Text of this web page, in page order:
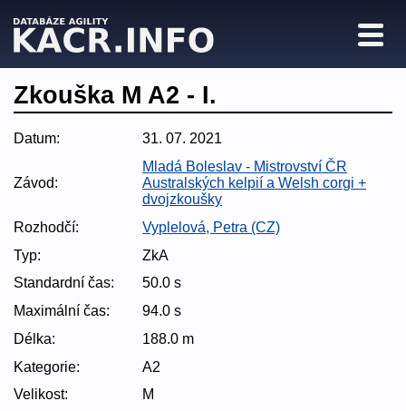
Zkouška M A2 - I.
Datum: 31. 07. 2021
Závod:
Mladá Boleslav - Mistrovství ČR
Australských kelpií a Welsh corgi +
dvojzkoušky
Rozhodčí:
Vyplelová, Petra (CZ)
Typ:
ZkA
Standardní čas:
50.0 s
Maximální čas:
94.0 s
Délka:
188.0 m
Kategorie:
A2
Velikost:
M